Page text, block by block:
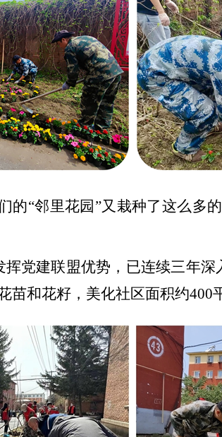
的“邻里花园”又栽种了这么多
挥党建联盟优势，已连续三年
苗和花籽，美化社区面积约400